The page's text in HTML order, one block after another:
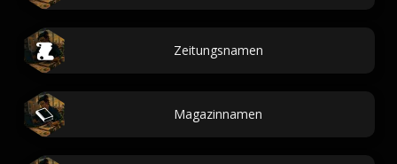
Zeitungsnamen
Magazinnamen